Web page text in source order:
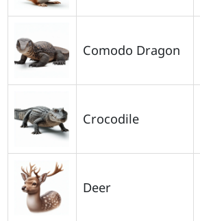
Comodo Dragon
Crocodile
Deer